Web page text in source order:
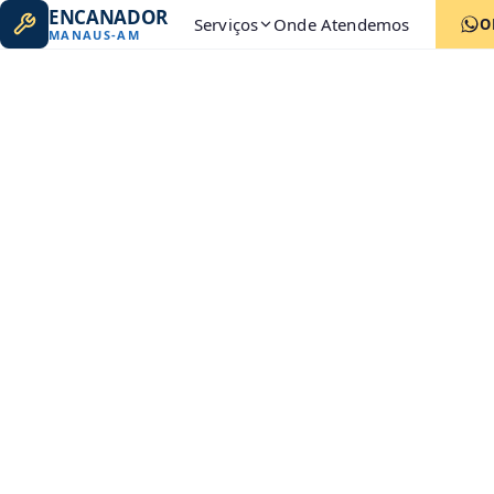
ENCANADOR
MANAUS-AM Serviços Onde Atendemos